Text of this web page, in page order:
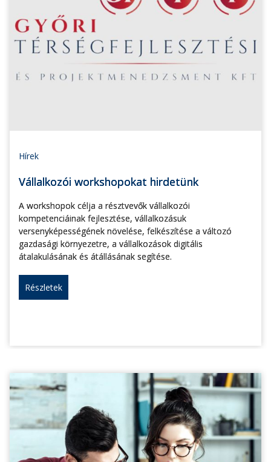
Hírek
Vállalkozói workshopokat hirdetünk
A workshopok célja a résztvevők vállalkozói
kompetenciáinak fejlesztése, vállalkozásuk
versenyképességének növelése, felkészítése a változó
gazdasági környezetre, a vállalkozások digitális
átalakulásának és átállásának segítése.
Részletek